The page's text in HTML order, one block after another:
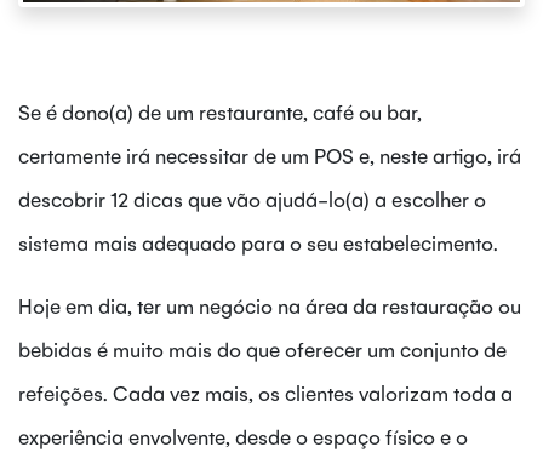
Se é dono(a) de um restaurante, café ou bar,
certamente irá necessitar de um POS e, neste artigo, irá
descobrir 12 dicas que vão ajudá-lo(a) a escolher o
sistema mais adequado para o seu estabelecimento.
Hoje em dia, ter um negócio na área da restauração ou
bebidas é muito mais do que oferecer um conjunto de
refeições. Cada vez mais, os clientes valorizam toda a
experiência envolvente, desde o espaço físico e o